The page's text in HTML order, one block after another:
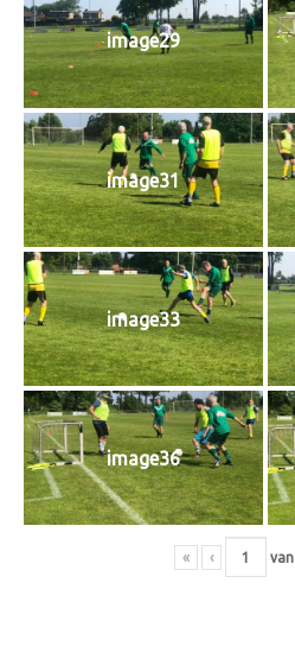
image29
image31
image33
image36
« ‹ van